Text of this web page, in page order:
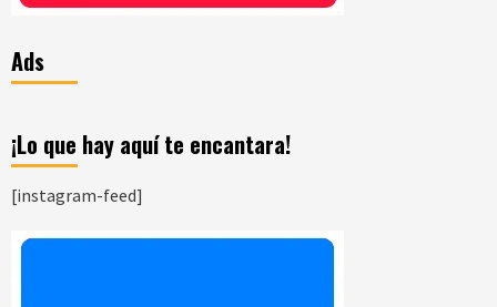
Ads
¡Lo que hay aquí te encantara!
[instagram-feed]